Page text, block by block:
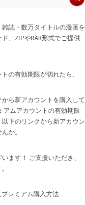
誌・数万タイトルの漫画を
、ZIPやRAR形式でご提供
の有効期限が切れたら、
ら新アカウントを購入して
アムアカウントの有効期限
下のリンクから新アカウン
か。
ます！ ご支援いただき、
レミアム購入方法